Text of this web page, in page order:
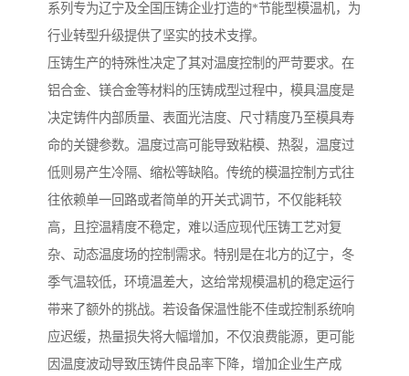
系列专为辽宁及全国压铸企业打造的*节能型模温机，为
行业转型升级提供了坚实的技术支撑。
压铸生产的特殊性决定了其对温度控制的严苛要求。在
铝合金、镁合金等材料的压铸成型过程中，模具温度是
决定铸件内部质量、表面光洁度、尺寸精度乃至模具寿
命的关键参数。温度过高可能导致粘模、热裂，温度过
低则易产生冷隔、缩松等缺陷。传统的模温控制方式往
往依赖单一回路或者简单的开关式调节，不仅能耗较
高，且控温精度不稳定，难以适应现代压铸工艺对复
杂、动态温度场的控制需求。特别是在北方的辽宁，冬
季气温较低，环境温差大，这给常规模温机的稳定运行
带来了额外的挑战。若设备保温性能不佳或控制系统响
应迟缓，热量损失将大幅增加，不仅浪费能源，更可能
因温度波动导致压铸件良品率下降，增加企业生产成